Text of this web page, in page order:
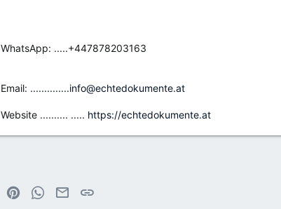
WhatsApp: .....+447878203163
Email: ..............info@echtedokumente.at
Website .......... ..... https://echtedokumente.at
Reddit PinterestWhatsApp
EmailLink